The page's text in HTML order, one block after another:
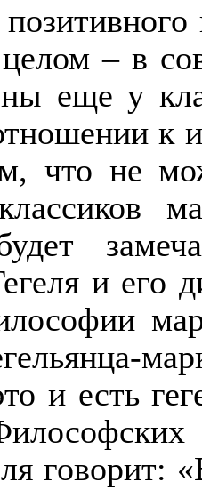
– в
еще у
к
что не
и его
и есть
говорит: